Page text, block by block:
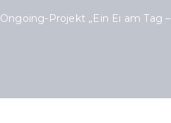
Ongoing-Projekt „Ein Ei am Tag